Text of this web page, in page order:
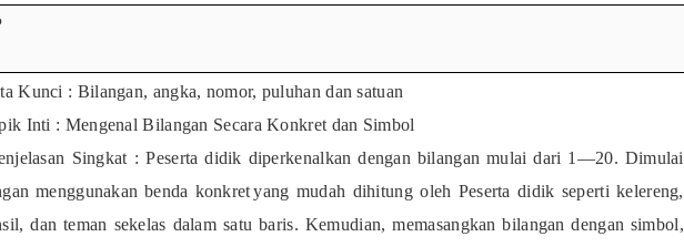
Kunci : Bilangan, angka, nomor, puluhan dan satuan
Inti : Mengenal Bilangan Secara Konkret dan Simbol
Singkat : Peserta didik diperkenalkan dengan bilangan mulai dari 1—20. Dimulai
menggunakan benda konkret yang mudah dihitung oleh Peserta didik seperti kelereng,
dan teman sekelas dalam satu baris. Kemudian, memasangkan bilangan dengan simbol,